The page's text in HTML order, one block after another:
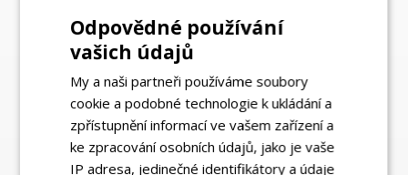
Odpovědné používání
vašich údajů
My a naši partneři používáme soubory
cookie a podobné technologie k ukládání a
zpřístupnění informací ve vašem zařízení a
ke zpracování osobních údajů, jako je vaše
IP adresa, jedinečné identifikátory a údaje